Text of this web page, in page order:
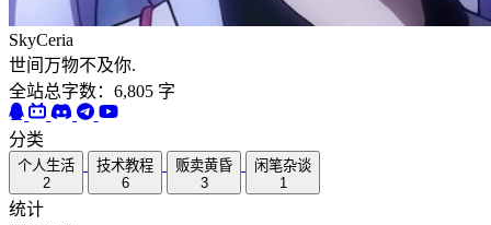
SkyCeria
世间万物不及你.
全站总字数：6,805 字
分类
个人生活
2
技术教程
6
贩卖黄昏
3
闲笔杂谈
1
统计